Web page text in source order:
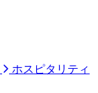
ホスピタリティ